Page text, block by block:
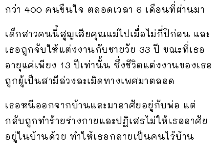
กว่า 400 คนขืนใจ ตลอดเวลา 6 เดือนที่ผ่านมา
เด็กสาวคนนี้สูญเสียคุณแม่ไปเมื่อไม่กี่ปีก่อน และ
เธอถูกจับให้แต่งงานกับชายวัย 33 ปี ขณะที่เธอ
อายุแค่เพียง 13 ปีเท่านั้น ซึ่งชีวิตแต่งงานของเธอ
ถูกผู้เป็นสามีล่วงละเมิดทางเพศมาตลอด
เธอหนีออกจากบ้านและมาอาศัยอยู่กับพ่อ แต่
กลับถูกทำร้ายร่างกายและปฏิเสธไม่ให้เธออาศัย
อยู่ในบ้านด้วย ทำให้เธอกลายเป็นคนไร้บ้าน